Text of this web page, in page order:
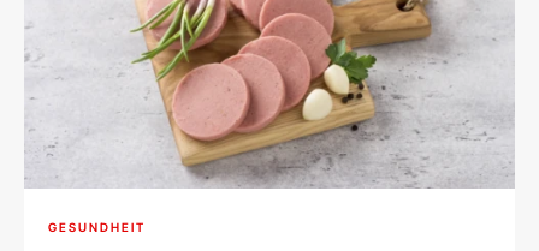
GESUNDHEIT